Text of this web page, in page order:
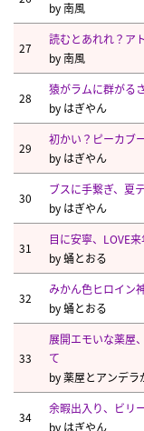
by南風
27
読むとあれれ？ア
by南風
28
猿がラムに群がる
by はぎやん
29
初かい？ピーカブ
by はぎやん
30
ブスに手繋ぎ、夏
by はぎやん
31
目に安寧、LOVE
by 蛹とおる
32
みかん色ヒロイン
by 蛹とおる
33
展開エモいな薬屋
て
by薬屋とアンデラ
34
余暇出入り、ビリ
by はぎやん